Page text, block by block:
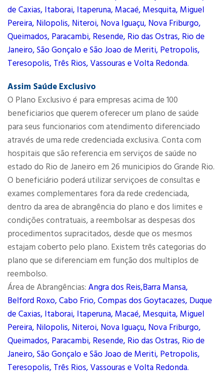
de Caxias, Itaborai, Itaperuna, Macaé, Mesquita, Miguel
Pereira, Nilopolis, Niteroi, Nova Iguaçu, Nova Friburgo,
Queimados, Paracambi, Resende, Rio das Ostras, Rio de
Janeiro, São Gonçalo e São Joao de Meriti, Petropolis,
Teresopolis, Três Rios, Vassouras e Volta Redonda.
Assim Saúde Exclusivo
O Plano Exclusivo é para empresas acima de 100
beneficiarios que querem oferecer um plano de saúde
para seus funcionarios com atendimento diferenciado
através de uma rede credenciada exclusiva. Conta com
hospitais que são referencia em serviços de saúde no
estado do Rio de Janeiro em 26 municipios do Grande Rio.
O beneficiário poderá utilizar serviçoes de consultas e
exames complementares fora da rede credenciada,
dentro da area de abrangência do plano e dos limites e
condições contratuais, a reembolsar as despesas dos
procedimentos supracitados, desde que os mesmos
estajam coberto pelo plano. Existem três categorias do
plano que se diferenciam em função dos multiplos de
reembolso.
Área de Abrangências: Angra dos Reis,Barra Mansa,
Belford Roxo, Cabo Frio, Compas dos Goytacazes, Duque
de Caxias, Itaborai, Itaperuna, Macaé, Mesquita, Miguel
Pereira, Nilopolis, Niteroi, Nova Iguaçu, Nova Friburgo,
Queimados, Paracambi, Resende, Rio das Ostras, Rio de
Janeiro, São Gonçalo e São Joao de Meriti, Petropolis,
Teresopolis, Três Rios, Vassouras e Volta Redonda.